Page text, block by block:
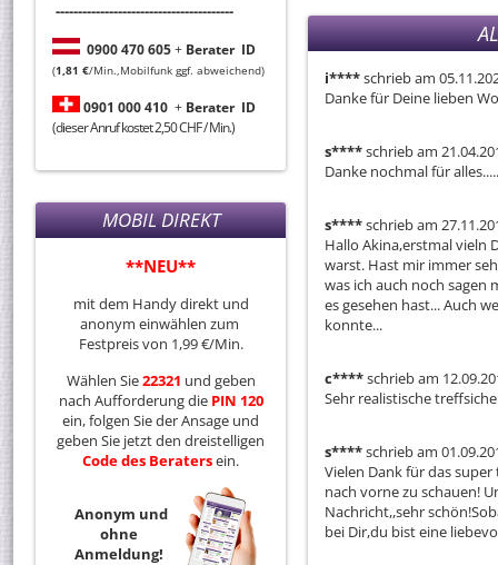
----------------------------------------
0900 470 605+ Berater ID
(1,81 €/Min.,Mobilfunk ggf. abweichend)
0901 000 410 + Berater ID
(dieser Anruf kostet 2,50 CHF / Min.)
MOBIL DIREKT
**NEU**
mit dem Handy direkt und
anonym einwählen zum
Festpreis von 1,99 €/Min.
Wählen Sie22321 und geben
nach Aufforderung die PIN 120
ein, folgen Sie der Ansage und
geben Sie jetzt den dreistelligen
Codedes Beratersein.
Anonym und
ohne
Anmeldung!
i****schrieb am
Danke für Deine lieben
s****schrieb am
Danke nochmal für
s****schrieb am
Hallo Akina,erstmal vieln
warst. Hast mir immer
was ich auch noch sagen
es gesehen hast... Auch
konnte...
c****schrieb am
Sehr realistische
s****schrieb am
Vielen Dank für das
nach vorne zu schauen!
Nachricht,,sehr
bei Dir,du bist eine